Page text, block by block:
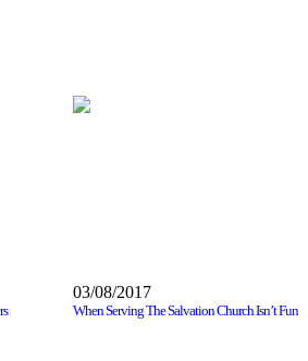
03/08/2017
When Serving The Salvation Church Isn’t Fun